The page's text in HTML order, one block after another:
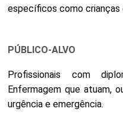
específicos como crianças
PÚBLICO-ALVO
Profissionais com
Enfermagem que atuam,
urgência e emergência.